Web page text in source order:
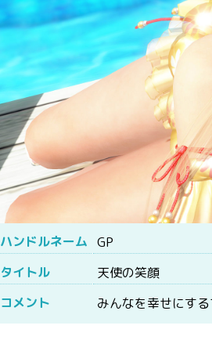
ハンドルネーム GP
タイトル
天使の笑顔
コメント
みんなを幸せにす